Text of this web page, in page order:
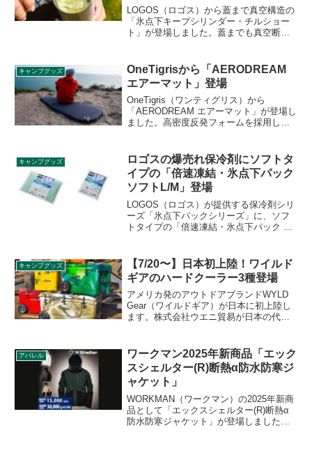
LOGOS（ロゴス）から蓋まで真空構造の
「氷点下キープシリンダー・チルショー
ト」が登場しました。蓋までも真空断熱
っており、アウトドアはもちろん、通
勤・通学やデスクワークなど日常使いに
もぴったりです。詳細をレビューしま
す。
キャンプグッズ
OneTigrisから「AERODREAM
エアーマット」登場
OneTigris（ワンティグリス）から
「AERODREAM エアーマット」が登場し
ました。高密度反発フォームを採用した
の硬さに調節することができます。断熱
性を示すR値は4.1となっており、3シーズ
ンに対応します。詳細をレビューしま
す。
キャンプグッズ
ロゴスの爆売れ保冷剤にソフトタ
イプの「倍速凍結・氷点下パック
ソフトL/M」登場
LOGOS（ロゴス）が提供する保冷剤シリ
ーズ「氷点下パックシリーズ」に、ソフ
トタイプの「倍速凍結・氷点下パック ソ
庫内のスペースでも凍結しやすく、庫内
の空間にフレキシブルに対応します。詳
細をレビューします。
キャンプグッズ
【7/20〜】日本初上陸！ワイルド
ギアのハードクーラー3種登場
アメリカ発のアウトドアブランドWYLD
Gear（ワイルドギア）が日本に初上陸し
ます。株式会社ウエニ貿易が日本の代理
COOLER 75Q/50Q/25Qが販売されます。
詳細をレビューします。
アパレル
ワークマン2025年新商品「エック
スシェルター(R)断熱α防水防寒ジ
ャケット」
WORKMAN（ワークマン）の2025年新商
品として「エックスシェルター(R)断熱α
防水防寒ジャケット」が登場しました。